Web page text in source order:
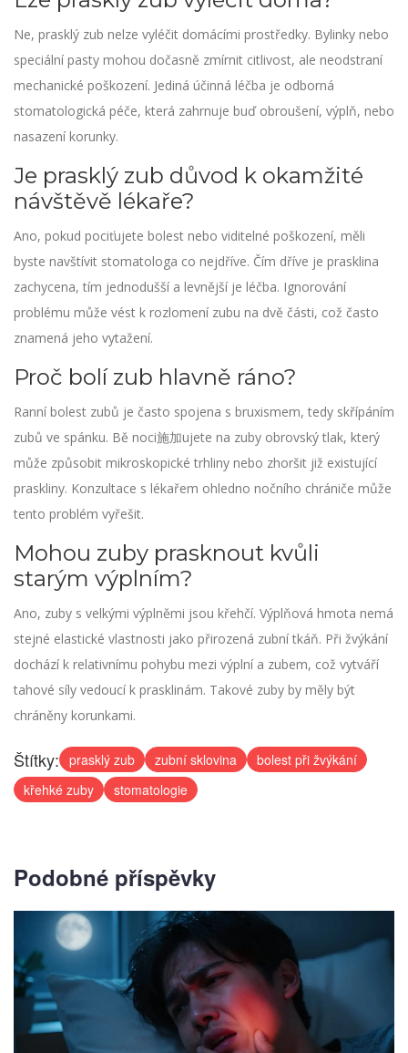
Ne, prasklý zub nelze vyléčit domácími prostředky. Bylinky nebo
speciální pasty mohou dočasně zmírnit citlivost, ale neodstraní
mechanické poškození. Jediná účinná léčba je odborná
stomatologická péče, která zahrnuje buď obroušení, výplň, nebo
nasazení korunky.
Je prasklý zub důvod k okamžité
návštěvě lékaře?
Ano, pokud pociťujete bolest nebo viditelné poškození, měli
byste navštívit stomatologa co nejdříve. Čím dříve je prasklina
zachycena, tím jednodušší a levnější je léčba. Ignorování
problému může vést k rozlomení zubu na dvě části, což často
znamená jeho vytažení.
Proč bolí zub hlavně ráno?
Ranní bolest zubů je často spojena s bruxismem, tedy skřípáním
zubů ve spánku. Bě noci施加ujete na zuby obrovský tlak, který
může způsobit mikroskopické trhliny nebo zhoršit již existující
praskliny. Konzultace s lékařem ohledno nočního chrániče může
tento problém vyřešit.
Mohou zuby prasknout kvůli
starým výplním?
Ano, zuby s velkými výplněmi jsou křehčí. Výplňová hmota nemá
stejné elastické vlastnosti jako přirozená zubní tkáň. Při žvýkání
dochází k relativnímu pohybu mezi výplní a zubem, což vytváří
tahové síly vedoucí k prasklinám. Takové zuby by měly být
chráněny korunkami.
Štítky: prasklý zub zubní sklovina
bolest při žvýkání
křehké zuby
stomatologie
Podobné příspěvky